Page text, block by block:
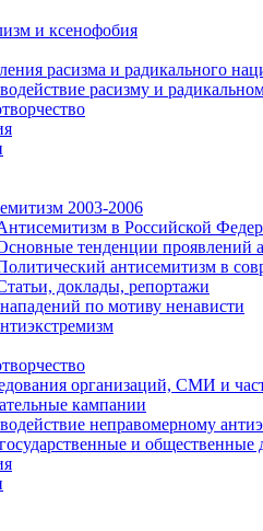
и ксенофобия
расизма и радикального
расизму и
2003-2006
в Российской
тенденции проявлений
антисемитизм в
доклады, репортажи
по мотиву ненависти
организаций, СМИ и
кампании
неправомерному
и общественные